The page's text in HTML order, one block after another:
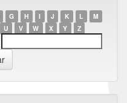
G H I J K L
M
U V W X Y Z